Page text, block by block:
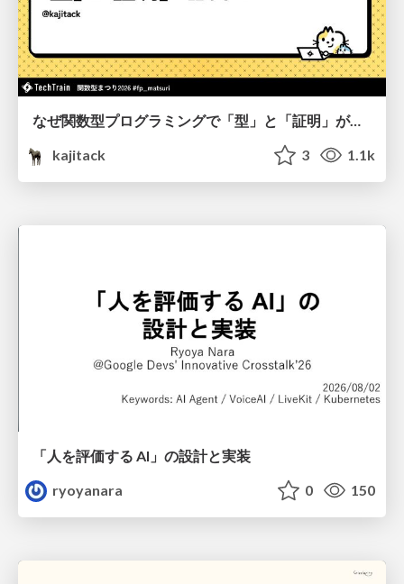
なぜ関数型プログラミングで「型」と「証明」が語られるのか #fp_matsuri
kajitack
3 1.1k
「人を評価する AI」の 設計と実装
ryoyanara
0 150